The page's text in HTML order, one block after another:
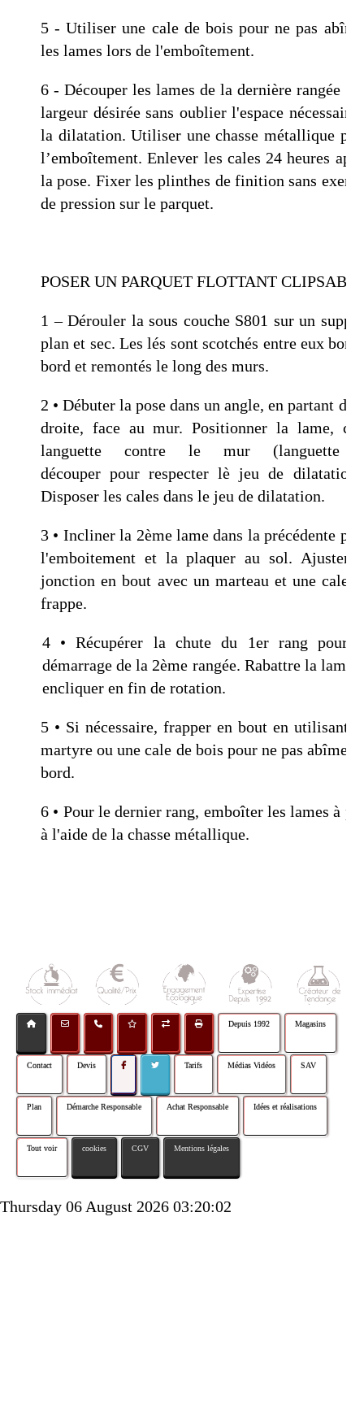
5 - Utiliser une cale de bois pour ne pas
les lames lors de l'emboîtement.
6 - Découper les lames de la dernière rangée à
largeur désirée sans oublier l'espace nécessaire
la dilatation. Utiliser une chasse métallique
l’emboîtement. Enlever les cales 24 heures
la pose. Fixer les plinthes de finition sans
de pression sur le parquet.
POSER UN PARQUET FLOTTANT
1 – Dérouler la sous couche S801 sur un
plan et sec. Les lés sont scotchés entre eux bord
bord et remontés le long des murs.
2 • Débuter la pose dans un angle, en partant de
droite, face au mur. Positionner la lame,
languette contre le mur (languette
découper pour respecter lè jeu de
Disposer les cales dans le jeu de dilatation.
3 • Incliner la 2ème lame dans la précédente
l'emboitement et la plaquer au sol. Ajuster
jonction en bout avec un marteau et une cale
frappe.
4 • Récupérer la chute du 1er rang pour
démarrage de la 2ème rangée. Rabattre la lame
encliquer en fin de rotation.
5 • Si nécessaire, frapper en bout en utilisant
martyre ou une cale de bois pour ne pas abîmer
bord.
6 • Pour le dernier rang, emboîter les lames à
à l'aide de la chasse métallique.
Depuis 1992 Magasins
Contact Devis Tarifs Médias Vidéos SAV
Plan Démarche Responsable Achat Responsable Idées et réalisations
Tout voir cookies CGV Mentions légales
Thursday 06 August 2026 03:20:02